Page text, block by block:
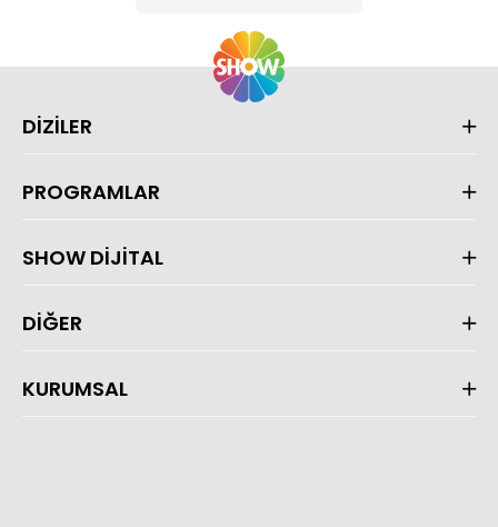
DİZİLER
PROGRAMLAR
SHOW DİJİTAL
DİĞER
KURUMSAL